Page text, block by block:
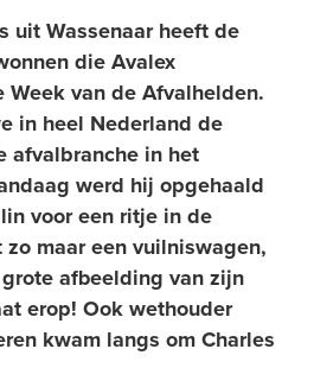
uit Wassenaar heeft de
die Avalex
van de Afvalhelden.
in heel Nederland de
afvalbranche in het
werd hij opgehaald
voor een ritje in de
maar een vuilniswagen,
afbeelding van zijn
erop! Ook wethouder
kwam langs om Charles